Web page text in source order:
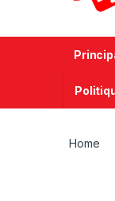
Home